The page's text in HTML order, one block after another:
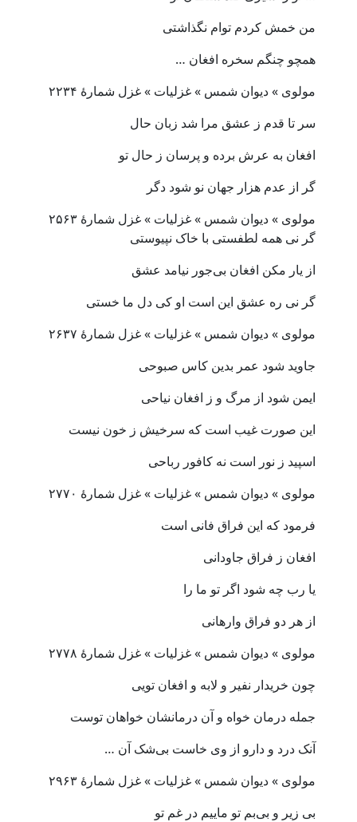
من خمش کردم توام نگذاشتی
همچو چنگم سخره افغان …
مولوی » دیوان شمس » غزلیات » غزل شمارهٔ ۲۲۳۴
سر تا قدم ز عشق مرا شد زبان حال
افغان به عرش برده و پرسان ز حال تو
گر از عدم هزار جهان نو شود دگر
مولوی » دیوان شمس » غزلیات » غزل شمارهٔ ۲۵۶۳
گر نی همه لطفستی با خاک نپیوستی
از یار مکن افغان بی‌جور نیامد عشق
گر نی ره عشق این است او کی دل ما خستی
مولوی » دیوان شمس » غزلیات » غزل شمارهٔ ۲۶۳۷
جاوید شود عمر بدین کاس صبوحی
ایمن شود از مرگ و ز افغان نیاحی
این صورت غیب است که سرخیش ز خون نیست
اسپید ز نور است نه کافور رباحی
مولوی » دیوان شمس » غزلیات » غزل شمارهٔ ۲۷۷۰
فرمود که این فراق فانی است
افغان ز فراق جاودانی
یا رب چه شود اگر تو ما را
از هر دو فراق وارهانی
مولوی » دیوان شمس » غزلیات » غزل شمارهٔ ۲۷۷۸
چون خریدار نفیر و لابه و افغان تویی
جمله درمان خواه و آن درمانشان خواهان توست
آنک درد و دارو از وی خاست بی‌شک آن …
مولوی » دیوان شمس » غزلیات » غزل شمارهٔ ۲۹۶۳
بی زیر و بی‌بم تو ماییم در غم تو